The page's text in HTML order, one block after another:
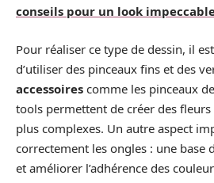
conseils pour un look
Pour réaliser ce type de dessin, il
d’utiliser des pinceaux fins et des
accessoires comme les pinceaux
tools permettent de créer des
plus complexes. Un autre aspect
correctement les ongles : une base
et améliorer l’adhérence des